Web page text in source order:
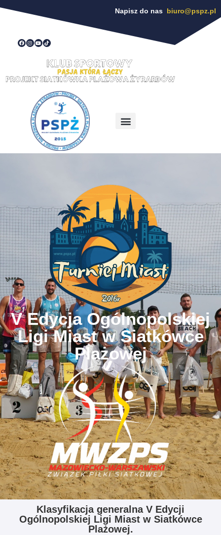
Napisz do nas biuro@pspz.pl
V Edycja Ogólnopolskiej
Ligi Miast w Siatkówce
Plażowej
Klasyfikacja generalna V Edycji
Ogólnopolskiej Ligi Miast w Siatkówce
Plażowej.